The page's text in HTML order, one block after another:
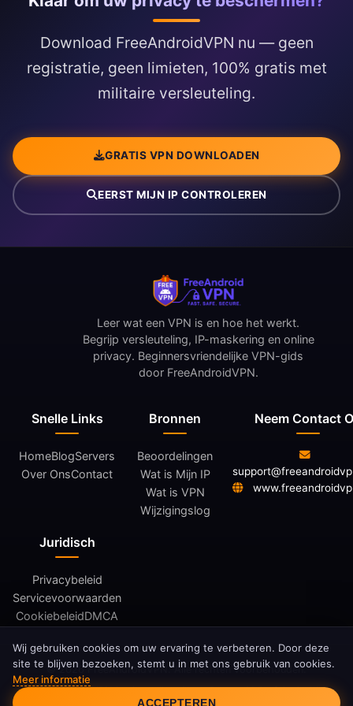
FreeAndroidVPN is specifiek geoptimaliseerd voor Android-
Download FreeAndroidVPN nu — geen
registratie, geen limieten, 100% gratis met
militaire versleuteling.
GRATIS VPN DOWNLOADEN
EERST MIJN IP CONTROLEREN
Snelle Links
HomeBlogServers
Over OnsContact
Bronnen
Beoordelingen
Wat is Mijn IP
Wat is VPN
Wijzigingslog
Juridisch
Privacybeleid
Servicevoorwaarden
CookiebeleidDMCA
Leer wat een VPN is en hoe het werkt.
Begrijp versleuteling, IP-maskering en online
privacy. Beginnersvriendelijke VPN-gids
door FreeAndroidVPN.
Neem Contact
© 2026 FreeAndroidVPN. Alle rechten voorbehouden.
FreeAndroidVPN is niet gelieerd aan Google LLC of Android.
Cookie Toestemming
Wij gebruiken cookies om uw ervaring te verbeteren. Door deze
site te blijven bezoeken, stemt u in met ons gebruik van cookies.
Meer informatie
ACCEPTEREN